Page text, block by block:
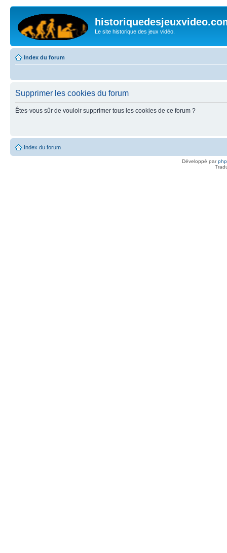
Le site historique des jeux vidéo.
Index du forum
Supprimer les cookies du forum
Êtes-vous sûr de vouloir supprimer tous les cookies de ce forum ?
Index du forum
Développé par